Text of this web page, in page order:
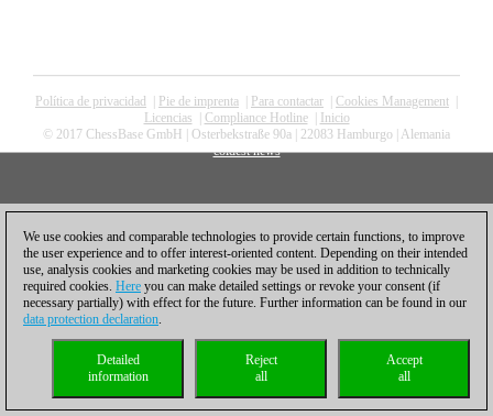
Política de privacidad Pie de imprenta Para contactar Cookies Management
Licencias
Compliance Hotline|
Inicio
© 2017 ChessBase GmbH | Osterbekstraße 90a | 22083 Hamburgo | Alemania
coldest news
We use cookies and comparable technologies to provide certain functions, to improve
the user experience and to offer interest-oriented content. Depending on their intended
use, analysis cookies and marketing cookies may be used in addition to technically
required cookies. Here you can make detailed settings or revoke your consent (if
necessary partially) with effect for the future. Further information can be found in our
data protection declaration.
Accept
all
Reject
all
Detailed
information